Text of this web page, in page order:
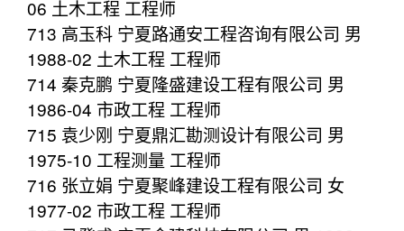
06 土木工程 工程师
713 高玉科 宁夏路通安工程咨询有限公司 男
1988-02 土木工程 工程师
714 秦克鹏 宁夏隆盛建设工程有限公司 男
1986-04 市政工程 工程师
715 袁少刚 宁夏鼎汇勘测设计有限公司 男
1975-10 工程测量 工程师
716 张立娟 宁夏聚峰建设工程有限公司 女
1977-02 市政工程 工程师